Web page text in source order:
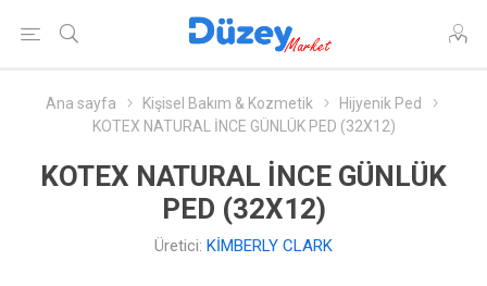
Ana sayfa Kişisel Bakım & Kozmetik
Hijyenik Ped
KOTEX NATURAL İNCE GÜNLÜK PED (32X12)
KOTEX NATURAL İNCE GÜNLÜK
PED (32X12)
Üretici: KİMBERLY CLARK